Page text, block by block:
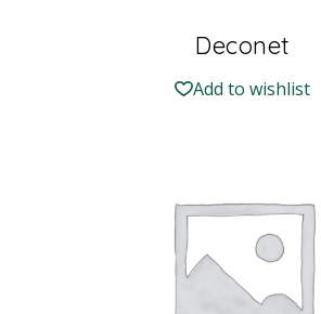
Deconet
Add to wishlist